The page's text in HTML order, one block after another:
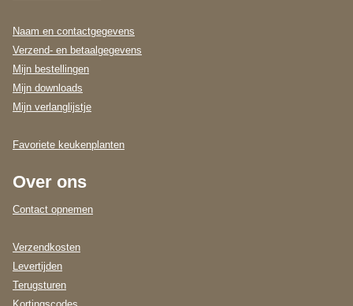
Naam en contactgegevens
Verzend- en betaalgegevens
Mijn bestellingen
Mijn downloads
Mijn verlanglijstje
Favoriete keukenplanten
Over ons
Contact opnemen
Verzendkosten
Levertijden
Terugsturen